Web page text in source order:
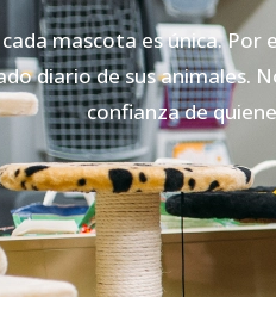
mascota es única.
diario de sus animales.
confianza de